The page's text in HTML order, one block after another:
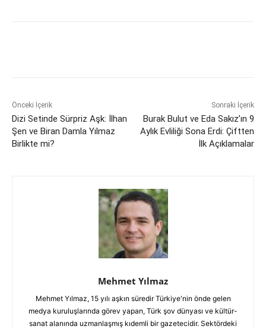
Önceki İçerik
Dizi Setinde Sürpriz Aşk: İlhan
Şen ve Biran Damla Yılmaz
Birlikte mi?
Sonraki İçerik
Burak Bulut ve Eda Sakız’ın 9
Aylık Evliliği Sona Erdi: Çiftten
İlk Açıklamalar
Mehmet Yılmaz
Mehmet Yılmaz, 15 yılı aşkın süredir Türkiye'nin önde gelen
medya kuruluşlarında görev yapan, Türk şov dünyası ve kültür-
sanat alanında uzmanlaşmış kıdemli bir gazetecidir. Sektördeki